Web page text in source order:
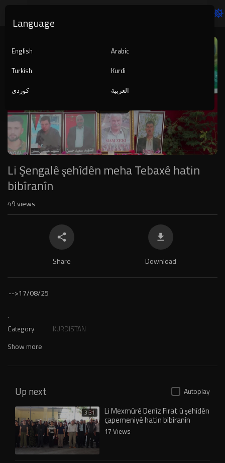
Player
auto
Li Şengalê şehîdên meha Tebaxê hatin
bibîranîn
49views
Share Download
-->17/08/25
.
Category KURDISTAN
Show more
Up next Autoplay
3:31 Li Mexmûrê Denîz Firat û şehîdên
çapemeniyê hatin bibîranîn
17 Views
Language
English
Arabic
Turkish
Kurdi
کوردی
العربية